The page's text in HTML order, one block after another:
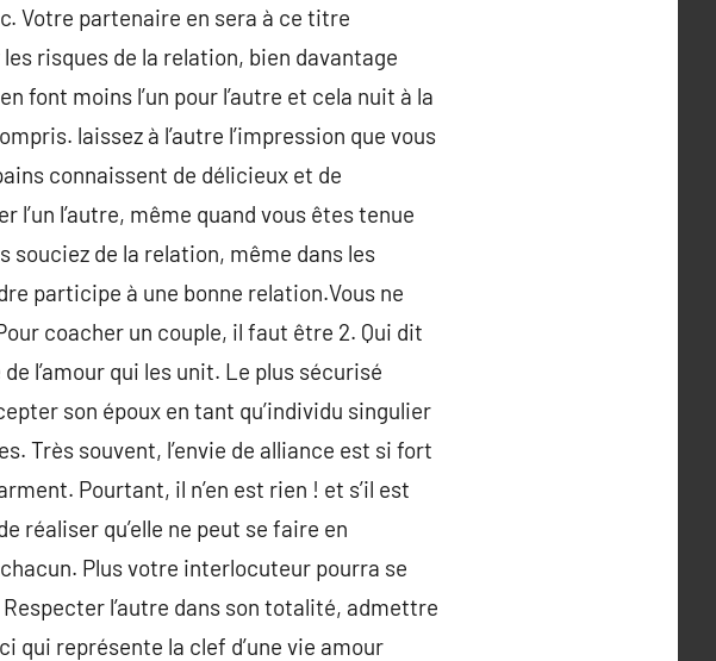
Votre partenaire en sera à ce titre
risques de la relation, bien davantage
font moins l’un pour l’autre et cela nuit à la
laissez à l’autre l’impression que vous
connaissent de délicieux et de
l’autre, même quand vous êtes tenue
souciez de la relation, même dans les
participe à une bonne relation.Vous ne
coacher un couple, il faut être 2. Qui dit
l’amour qui les unit. Le plus sécurisé
son époux en tant qu’individu singulier
Très souvent, l’envie de alliance est si fort
Pourtant, il n’en est rien ! et s’il est
réaliser qu’elle ne peut se faire en
Plus votre interlocuteur pourra se
l’autre dans son totalité, admettre
qui représente la clef d’une vie amour